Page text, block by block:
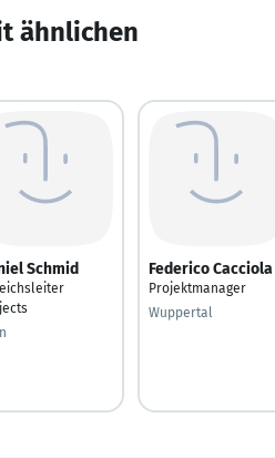
ähnlichen
Schmid Federico Cacciola
Projektmanager
Wuppertal